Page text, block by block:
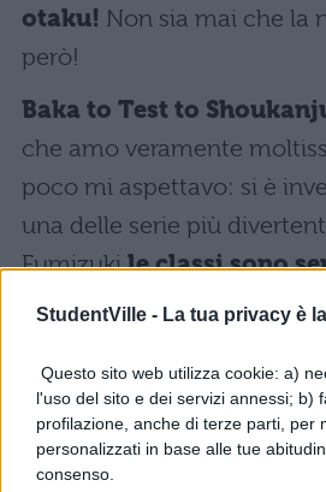
StudentVille - La tua privacy è
Questo sito web utilizza cookie: a)
l'uso del sito e dei servizi annessi; b)
profilazione, anche di terze parti, per
personalizzati in base alle tue
consenso.
otaku! Non sia mai che la
però!
Baka to Test to
che amo veramente
poco mi aspettavo: si è
una delle serie più
Fumizukile classi sono
alla F. La classe A ha
scuola in assoluto) ha
vecchi e scalfiti etc etc. Un
classe F decide di dare il